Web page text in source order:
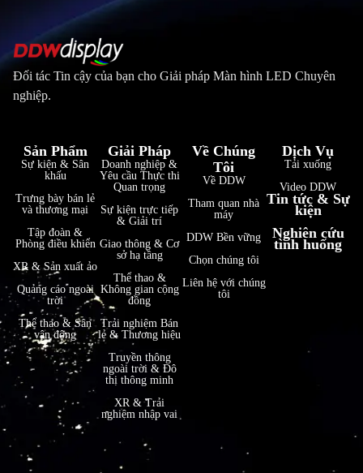
Đối tác Tin cậy của bạn cho Giải pháp Màn hình LED Chuyên
nghiệp.
Sản Phẩm
Sự kiện & Sân
khấu
Trưng bày bán lẻ
và thương mại
Tập đoàn &
Phòng điều khiển
XR & Sản xuất ảo
Quảng cáo ngoài
trời
Thể thao & Sân
vận động
Giải Pháp
Doanh nghiệp &
Yêu cầu Thực thi
Quan trọng
Sự kiện trực tiếp
& Giải trí
Giao thông & Cơ
sở hạ tầng
Thể thao &
Không gian cộng
đồng
Trải nghiệm Bán
lẻ & Thương hiệu
Truyền thông
ngoài trời & Đô
thị thông minh
XR & Trải
nghiệm nhập vai
Về Chúng
Tôi
Về DDW
Tham quan nhà
máy
DDW Bền vững
Chọn chúng tôi
Liên hệ với chúng
tôi
Dịch Vụ
Tải xuống
Video DDW
Tin tức & Sự
kiện
Nghiên cứu
tình huống
Bahasa Indonesia
हिन्दी